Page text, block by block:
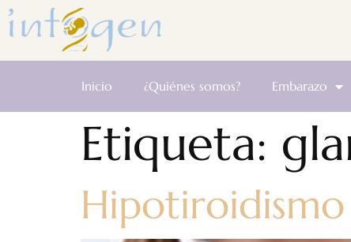
Inicio ¿Quiénes somos? Embarazo
Etiqueta: